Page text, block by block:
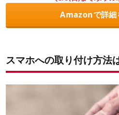
Amazonで詳細
スマホへの取り付け方法